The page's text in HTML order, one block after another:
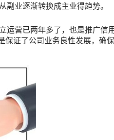
业逐渐转换成主业得趋势。
运营已两年多了，也是推广信
保证了公司业务良性发展，确